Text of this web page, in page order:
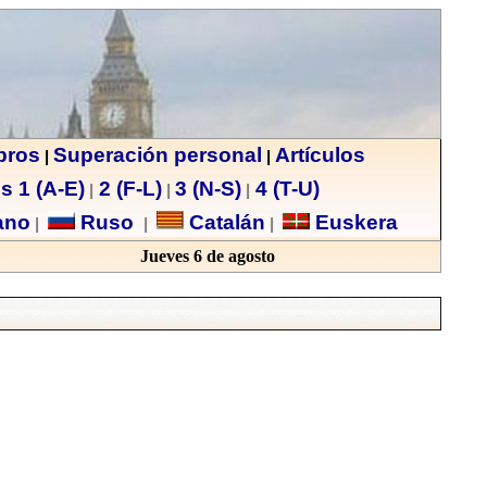
Superación personal Artículos
1 (A-E) 2 (F-L) 3 (N-S)
4 (T-U)
Ruso Catalán Euskera
Jueves 6 de agosto